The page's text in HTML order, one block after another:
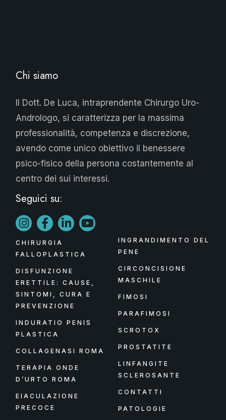
Chi siamo
Il Dott. De Luca, intraprendente Chirurgo Uro-
Andrologo, si caratterizza per la massima
professionalità, competenza e discrezione,
avendo come unico obiettivo il benessere
psico-fisico della persona costantemente al
centro dei sui interessi.
Seguici su:
CHIRURGIA
FALLOPLASTICA
DISFUNZIONE
ERETTILE: CAUSE,
SINTOMI, CURA E
PREVENZIONE
INDURATIO PENIS
PLASTICA
COLLAGENASI ROMA
TERAPIA ONDE
D’URTO ROMA
EIACULAZIONE
PRECOCE
INGRANDIMENTO DEL
PENE
CIRCONCISIONE
MASCHILE
FIMOSI
PARAFIMOSI
SCROTOX
PROSTATITE
LINFANGITE
SCLEROSANTE
CONTATTI
PATOLOGIE